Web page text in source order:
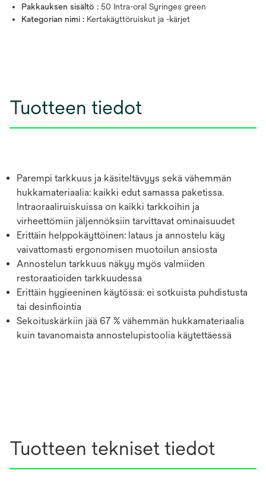
Pakkauksen sisältö : 50 Intra-oral Syringes green
Kategorian nimi : Kertakäyttöruiskut ja -kärjet
Tuotteen tiedot
Parempi tarkkuus ja käsiteltävyys sekä vähemmän
hukkamateriaalia: kaikki edut samassa paketissa.
Intraoraaliruiskuissa on kaikki tarkkoihin ja
virheettömiin jäljennöksiin tarvittavat ominaisuudet
Erittäin helppokäyttöinen: lataus ja annostelu käy
vaivattomasti ergonomisen muotoilun ansiosta
Annostelun tarkkuus näkyy myös valmiiden
restoraatioiden tarkkuudessa
Erittäin hygieeninen käytössä: ei sotkuista puhdistusta
tai desinfiointia
Sekoituskärkiin jää 67 % vähemmän hukkamateriaalia
kuin tavanomaista annostelupistoolia käytettäessä
Tuotteen tekniset tiedot